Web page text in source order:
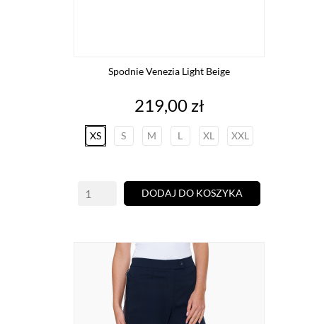
Spodnie Venezia Light Beige
Cena
219,00 zł
XS S M L XL XXL
DODAJ DO KOSZYKA